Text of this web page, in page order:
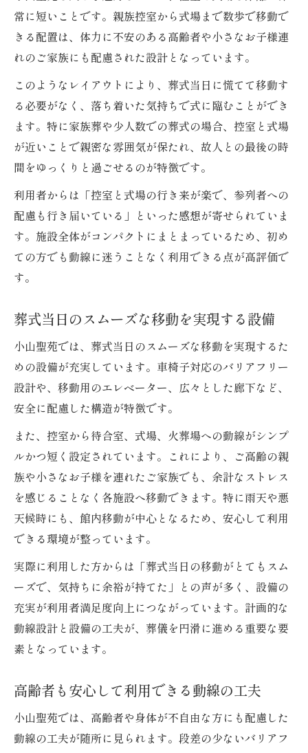
常に短いことです。親族控室から式場まで数歩で移動で
きる配置は、体力に不安のある高齢者や小さなお子様連
れのご家族にも配慮された設計となっています。
このようなレイアウトにより、葬式当日に慌てて移動す
る必要がなく、落ち着いた気持ちで式に臨むことができ
ます。特に家族葬や少人数での葬式の場合、控室と式場
が近いことで親密な雰囲気が保たれ、故人との最後の時
間をゆっくりと過ごせるのが特徴です。
利用者からは「控室と式場の行き来が楽で、参列者への
配慮も行き届いている」といった感想が寄せられていま
す。施設全体がコンパクトにまとまっているため、初め
ての方でも動線に迷うことなく利用できる点が高評価で
す。
葬式当日のスムーズな移動を実現する設備
小山聖苑では、葬式当日のスムーズな移動を実現するた
めの設備が充実しています。車椅子対応のバリアフリー
設計や、移動用のエレベーター、広々とした廊下など、
安全に配慮した構造が特徴です。
また、控室から待合室、式場、火葬場への動線がシンプ
ルかつ短く設定されています。これにより、ご高齢の親
族や小さなお子様を連れたご家族でも、余計なストレス
を感じることなく各施設へ移動できます。特に雨天や悪
天候時にも、館内移動が中心となるため、安心して利用
できる環境が整っています。
実際に利用した方からは「葬式当日の移動がとてもスム
ーズで、気持ちに余裕が持てた」との声が多く、設備の
充実が利用者満足度向上につながっています。計画的な
動線設計と設備の工夫が、葬儀を円滑に進める重要な要
素となっています。
高齢者も安心して利用できる動線の工夫
小山聖苑では、高齢者や身体が不自由な方にも配慮した
動線の工夫が随所に見られます。段差の少ないバリアフ